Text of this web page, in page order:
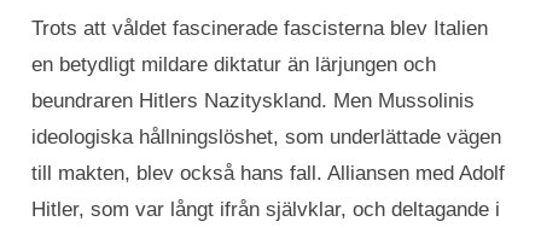
Trots att våldet fascinerade fascisterna blev Italien
en betydligt mildare diktatur än lärjungen och
beundraren Hitlers Nazityskland. Men Mussolinis
ideologiska hållningslöshet, som underlättade vägen
till makten, blev också hans fall. Alliansen med Adolf
Hitler, som var långt ifrån självklar, och deltagande i